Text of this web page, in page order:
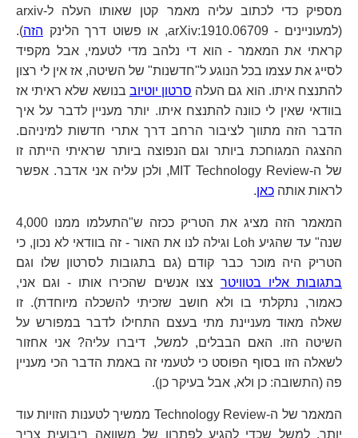
מספיק כדי לכתוב עליה מאמר קטן שאותו העלה ל-arxiv
(למעוניינים - arXiv:1910.06709, או פשוט דרך הלינק
הזה).
קראתי את המאמר - הוא די נלהב מדי לטעמי, אבל מקפיד
לסייג את עצמו בכל הנוגע ל"חדשנות" של השיטה, אז אין לי רצון
להתנצח איתו. הוא גם העלה סרטון יוטיוב בנושא שלא ראיתי אז
בוודאי שאין לי כוונה להתנצח איתו. יותר מעניין לדבר על איך
הדבר הזה מתווך לציבור הרחב דרך אתרי חדשות למיניהם.
ההצגה המגוחכת ביותר וגם הנפוצה ביותר שראיתי הייתה זו
של ה-MIT Technology Review, ולכן עליה אני אדבר. אפשר
לראות אותה כאן.
המאמר הזה מציג את הטריק ככזה ש"התעלמו ממנו 4,000
שנה" עד שהגיע Loh וגילה לנו את האור - זה בוודאי לא נכון, כי
הטריק היה מוכר כבר קודם (גם בתגובות לסרטון שלו וגם
בתגובות אליו בטוויטר צצו אנשים שהכירו אותו - וגם אני,
כאמור, נתקלתי בו ולא חושב שזכיתי להשכלה מיוחדת). זו
שאלה מאוד מעניינת מתי בעצם התחילו לדבר במפורש על
השיטה הזו. האם הבבלים, למשל, דיברו עליה? אני אחזור
לשאלה הזו בסוף הפוסט כי לטעמי זה באמת הדבר הכי מעניין
פה (התשובה: כן ולא, אבל בעיקר כן).
המאמר של ה-Technology Review ממשיך לטענות הזויות עוד
יותר, למשל שכדי להגיע לפתרון של משוואה ריבועית צריך